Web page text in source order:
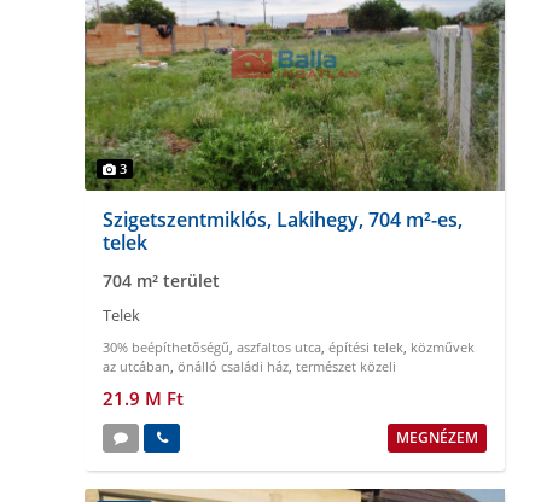
3
Szigetszentmiklós, Lakihegy, 704 m²-es,
telek
704 m² terület
Telek
30% beépíthetőségű, aszfaltos utca, építési telek, közművek
az utcában, önálló családi ház, természet közeli
21.9 M Ft
MEGNÉZEM